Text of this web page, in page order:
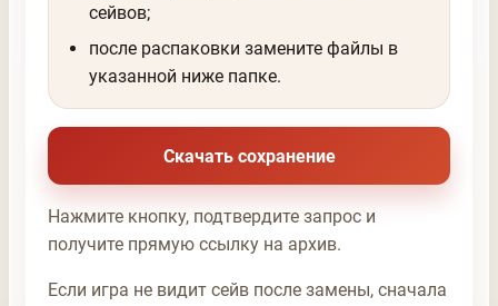
сейвов;
после распаковки замените файлы в
указанной ниже папке.
Скачать сохранение
Нажмите кнопку, подтвердите запрос и
получите прямую ссылку на архив.
Если игра не видит сейв после замены, сначала